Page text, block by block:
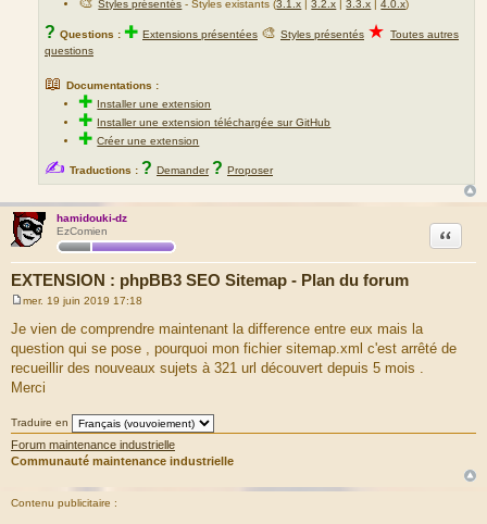
Styles présentés - Styles existants (3.1.x |3.2.x |3.3.x |4.0.x)
? Questions : ✚ Extensions présentées 🎨 Styles présentés ★ Toutes autres
questions
📖 Documentations :
✚ Installer une extension
✚ Installer une extension téléchargée sur GitHub
✚Créer une extension
✍ Traductions : ? Demander ? Proposer
hamidouki-dz
EzComien
EXTENSION : phpBB3 SEO Sitemap - Plan du forum
Citation
e
s
s
a
g
e
mer. 19 juin 2019 17:18
Je vien de comprendre maintenant la difference entre eux mais la
question qui se pose , pourquoi mon fichier sitemap.xml c'est arrêté de
recueillir des nouveaux sujets à 321 url découvert depuis 5 mois .
Merci
Traduire en
Forum maintenance industrielle
Communauté maintenance industrielle
Contenu publicitaire :